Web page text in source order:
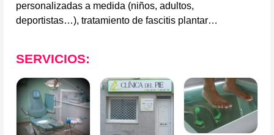
personalizadas a medida (niños, adultos,
deportistas…), tratamiento de fascitis plantar…
SERVICIOS: